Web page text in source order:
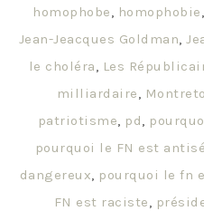
homophobe, homophobie,
Jean-Jeacques Goldman,
le choléra, Les
milliardaire,
patriotisme, pd,
pourquoi le FN est
dangereux, pourquoi le fn
FN est raciste,